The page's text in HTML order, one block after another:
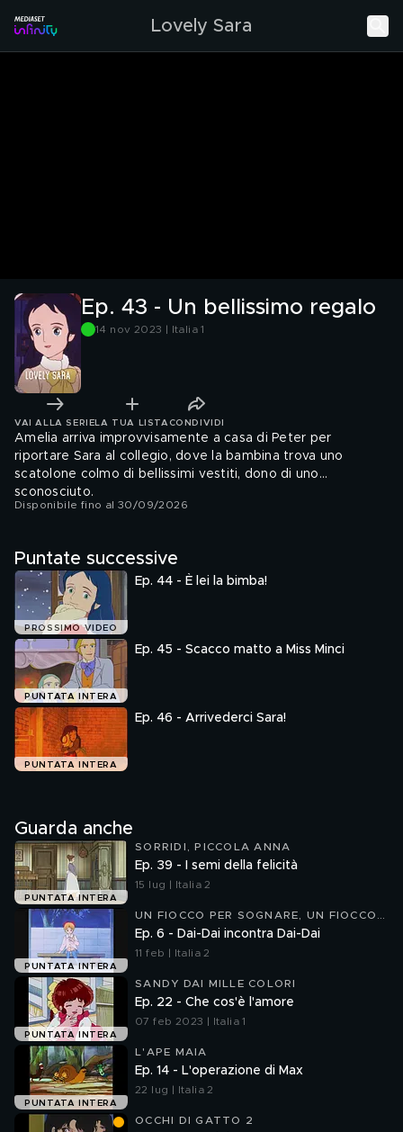
Lovely Sara
Ep. 43 - Un bellissimo regalo
14 nov 2023 | Italia 1
VAI ALLA SERIE LA TUA LISTA CONDIVIDI
Amelia arriva improvvisamente a casa di Peter per
riportare Sara al collegio, dove la bambina trova uno
scatolone colmo di bellissimi vestiti, dono di uno
sconosciuto.
Disponibile fino al 30/09/2026
Puntate successive
PROSSIMO VIDEO
Ep. 44 - È lei la bimba!
PUNTATA INTERA
Ep. 45 - Scacco matto a Miss Minci
PUNTATA INTERA
Ep. 46 - Arrivederci Sara!
Guarda anche
PUNTATA INTERA
SORRIDI, PICCOLA ANNA
Ep. 39 - I semi della felicità
15 lug | Italia 2
PUNTATA INTERA
UN FIOCCO PER SOGNARE, UN FIOCCO
PER CAMBIARE
Ep. 6 - Dai-Dai incontra Dai-Dai
11 feb | Italia 2
PUNTATA INTERA
SANDY DAI MILLE COLORI
Ep. 22 - Che cos'è l'amore
07 feb 2023 | Italia 1
PUNTATA INTERA
L'APE MAIA
Ep. 14 - L'operazione di Max
22 lug | Italia 2
OCCHI DI GATTO 2